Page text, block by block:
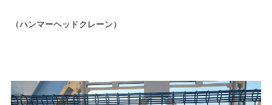
（ハンマーヘッドクレーン）